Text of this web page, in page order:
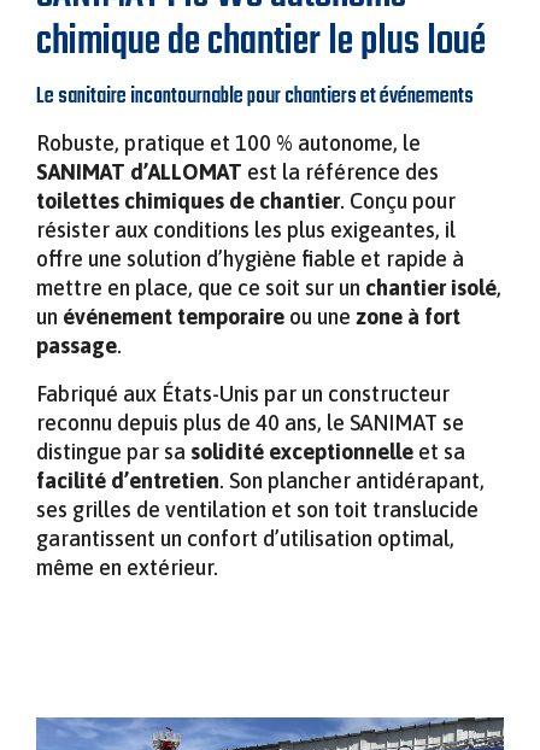
SOLUTIONS MODULAIRES POUR
L’INDUSTRIE ET LES SERVICES
TOILETTE AUTONOME SANIMAT
DEMI DOMINO VIDE
SANIBOX – BUNGALOW SANITAIRE
RACCORDABLE POUR CHANTIERS ET
ÉVÉNEMENTS
SANIBOX DUO – BUNGALOW SANITAIRE
ÉVÉNEMENTS
VIGIMAT – GUÉRITE MODULAIRE POUR
SÉCURITÉ ET SURVEILLANCE
SANILUX – TOILETTES AUTONOMES HAUT DE
GAMME POUR CHANTIERS ET ÉVÉNEMENTS
SANIMAT – TOILETTES AUTONOMES POUR
CHANTIERS
URISAN – URINOIR AUTONOME POUR
ÉVÉNEMENTS
ENGAGEMENTS QUALITÉ ET
ENVIRONNEMENTAUX
chimique de chantier le plus loué
Le sanitaire incontournable pour chantiers et événements
Robuste, pratique et 100 % autonome, le
SANIMAT d’ALLOMAT est la référence des
toilettes chimiques de chantier. Conçu pour
résister aux conditions les plus exigeantes, il
offre une solution d’hygiène fiable et rapide à
mettre en place, que ce soit sur un chantier isolé,
un événement temporaire ou une zone à fort
passage.
Fabriqué aux États-Unis par un constructeur
reconnu depuis plus de 40 ans, le SANIMAT se
distingue par sa solidité exceptionnelle et sa
facilité d’entretien. Son plancher antidérapant,
ses grilles de ventilation et son toit translucide
garantissent un confort d’utilisation optimal,
même en extérieur.